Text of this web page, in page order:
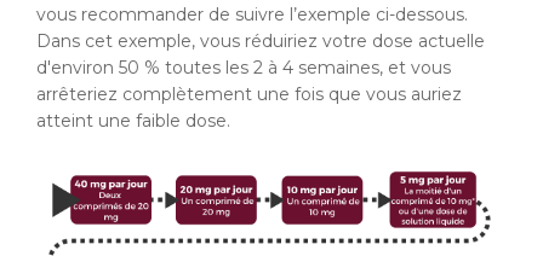
vous recommander de suivre l’exemple ci-dessous.
Dans cet exemple, vous réduiriez votre dose actuelle
d'environ 50 % toutes les 2 à 4 semaines, et vous
arrêteriez complètement une fois que vous auriez
atteint une faible dose.